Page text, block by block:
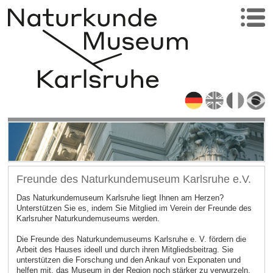
Freunde des Naturkundemuseum Karlsruhe e.V.
Das Naturkundemuseum Karlsruhe liegt Ihnen am Herzen?
Unterstützen Sie es, indem Sie Mitglied im Verein der Freunde des
Karlsruher Naturkundemuseums werden.
Die Freunde des Naturkundemuseums Karlsruhe e. V. fördern die
Arbeit des Hauses ideell und durch ihren Mitgliedsbeitrag. Sie
unterstützen die Forschung und den Ankauf von Exponaten und
helfen mit, das Museum in der Region noch stärker zu verwurzeln.